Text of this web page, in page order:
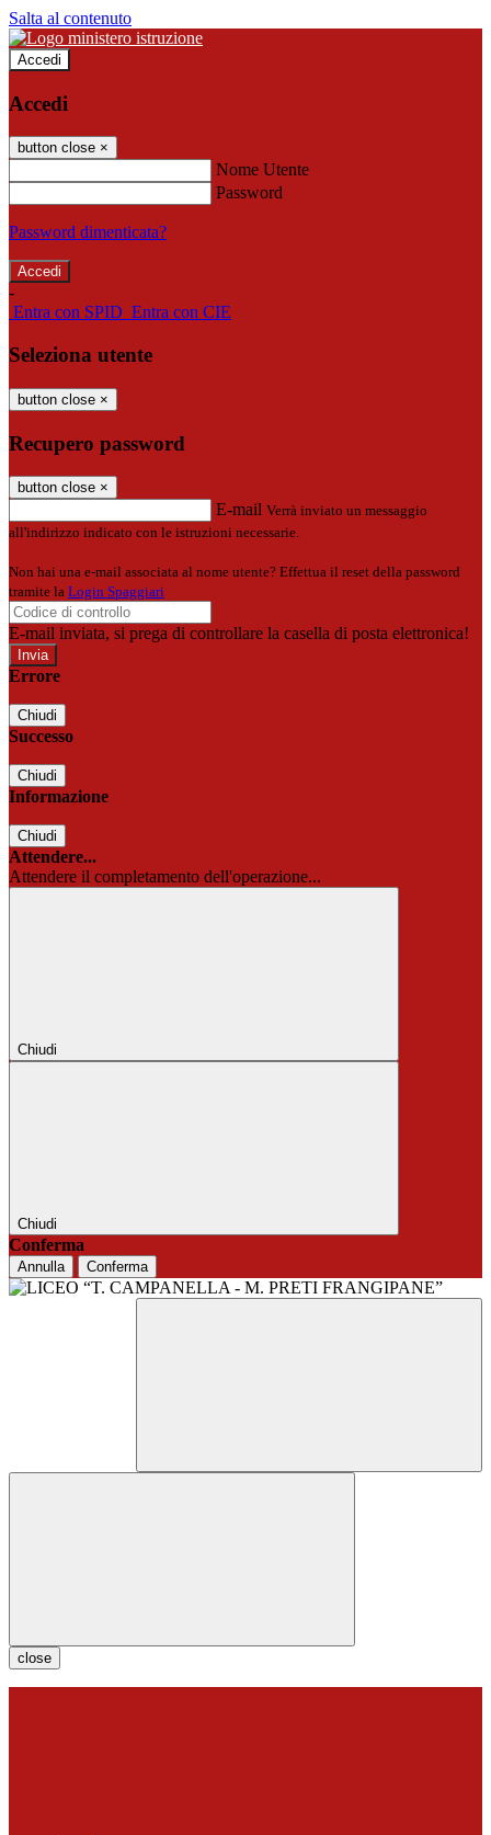
Salta al contenuto
Accedi
Accedi
button close ×
Nome Utente
Password
Password dimenticata?
-
Entra con SPID Entra con CIE
Seleziona utente
button close ×
Recupero password
button close ×
E-mail Verrà inviato un messaggio
all'indirizzo indicato con le istruzioni necessarie.
Non hai una e-mail associata al nome utente? Effettua il reset della password
tramite la Login Spaggiari
E-mail inviata, si prega di controllare la casella di posta elettronica!
Errore
Chiudi
Successo
Chiudi
Informazione
Chiudi
Attendere...
Attendere il completamento dell'operazione...
Chiudi
Chiudi
Conferma
Annulla Conferma
close